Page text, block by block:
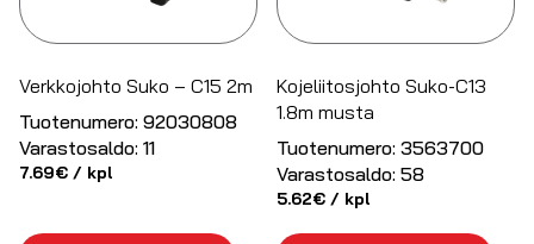
Verkkojohto Suko – C15 2m
Tuotenumero: 92030808
Varastosaldo: 11
7.69€ / kpl
Kojeliitosjohto Suko-C13
1.8m musta
Tuotenumero: 3563700
Varastosaldo: 58
5.62€ / kpl